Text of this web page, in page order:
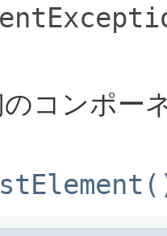
コンポー